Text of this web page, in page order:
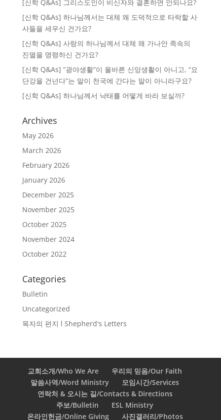
[신학 Q&As] 그리스도인이 비신자와 결혼하면 안되나요?
[신학 Q&As] 하나님께서는 대체 왜 도덕적으로 타락할 사
사들을 세우신 건가요?
[신학 Q&As] 사랑의 하나님께서 대체 왜 가나안 족속의
진멸을 명령하신 건가요?
[신학 Q&As] “광야생활”이 올바른 신앙생활이 아니고, “요
단강을 건넌다”는 말이 천국에 간다는 말이 아니라구요?
[신학 Q&As] 하나님께서 낙태를 어떻게 바라 보실까?
Archives
May 2026
March 2026
February 2026
January 2026
December 2025
November 2025
October 2025
November 2024
October 2022
Categories
Bulletin
Uncategorized
목자의 편지 l Shepherd's Letters
교회소개/Who We Are
우리의 믿음/Our Faith
말씀사역/Word Ministry
모임시간/Services
연락처 & 오시는 길/Contacts & Directions
주보/Bulletin
ESL Ministry
온라인헌금/Online Giving
사진갤러리/Photos